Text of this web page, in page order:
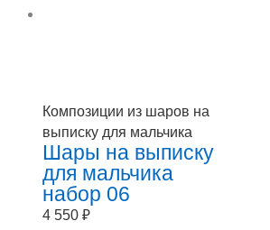
Композиции из шаров на
выписку для мальчика
Шары на выписку
для мальчика
набор 06
4 550 ₽